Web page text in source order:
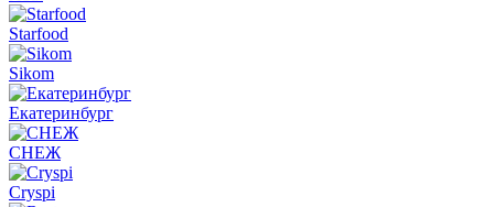
Starfood
Sikom
Екатеринбург
СНЕЖ
Cryspi